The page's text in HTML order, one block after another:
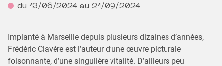
du 13/06/2024 au 21/09/2024
Implanté à Marseille depuis plusieurs dizaines d’années,
Frédéric Clavère est l’auteur d’une œuvre picturale
foisonnante, d’une singulière vitalité. D’ailleurs peu